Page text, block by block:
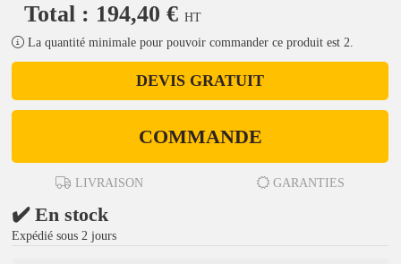
Total : 194,40 € HT
La quantité minimale pour pouvoir commander ce produit est 2.
DEVIS GRATUIT
COMMANDE
LIVRAISON GARANTIES
✔️ En stock
Expédié sous 2 jours